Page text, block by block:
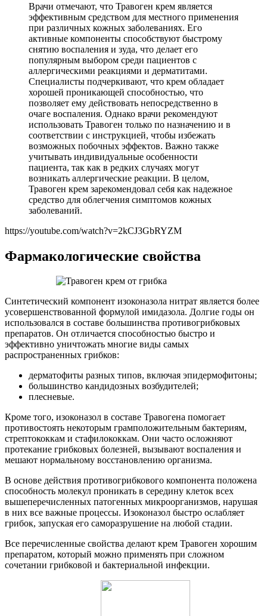
Врачи отмечают, что Травоген крем является
эффективным средством для местного применения
при различных кожных заболеваниях. Его
активные компоненты способствуют быстрому
снятию воспаления и зуда, что делает его
популярным выбором среди пациентов с
аллергическими реакциями и дерматитами.
Специалисты подчеркивают, что крем обладает
хорошей проникающей способностью, что
позволяет ему действовать непосредственно в
очаге воспаления. Однако врачи рекомендуют
использовать Травоген только по назначению и в
соответствии с инструкцией, чтобы избежать
возможных побочных эффектов. Важно также
учитывать индивидуальные особенности
пациента, так как в редких случаях могут
возникать аллергические реакции. В целом,
Травоген крем зарекомендовал себя как надежное
средство для облегчения симптомов кожных
заболеваний.
https://youtube.com/watch?v=2kCJ3GbRYZM
Фармакологические свойства
Синтетический компонент изоконазола нитрат является более
усовершенствованной формулой имидазола. Долгие годы он
использовался в составе большинства противогрибковых
препаратов. Он отличается способностью быстро и
эффективно уничтожать многие виды самых
распространенных грибков:
дерматофиты разных типов, включая эпидермофитоны;
большинство кандидозных возбудителей;
плесневые.
Кроме того, изоконазол в составе Травогена помогает
противостоять некоторым грамположительным бактериям,
стрептококкам и стафилококкам. Они часто осложняют
протекание грибковых болезней, вызывают воспаления и
мешают нормальному восстановлению организма.
В основе действия противогрибкового компонента положена
способность молекул проникать в середину клеток всех
вышеперечисленных патогенных микроорганизмов, нарушая
в них все важные процессы. Изоконазол быстро ослабляет
грибок, запуская его саморазрушение на любой стадии.
Все перечисленные свойства делают крем Травоген хорошим
препаратом, который можно применять при сложном
сочетании грибковой и бактериальной инфекции.